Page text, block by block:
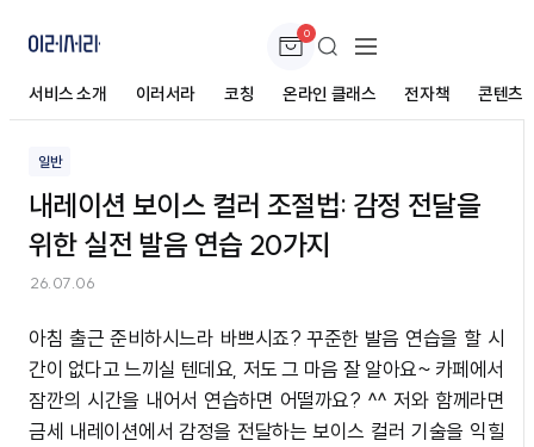
0
서비스 소개 이러서라 코칭 온라인 클래스 전자책 콘텐츠
내레이션 보이스 컬러 조절법: 감정 전달을 위한
일반
내레이션 보이스 컬러 조절법: 감정 전달을
위한 실전 발음 연습 20가지
26.07.06
아침 출근 준비하시느라 바쁘시죠? 꾸준한 발음 연습을 할 시
간이 없다고 느끼실 텐데요, 저도 그 마음 잘 알아요~ 카페에서
잠깐의 시간을 내어서 연습하면 어떨까요? ^^ 저와 함께라면
금세 내레이션에서 감정을 전달하는 보이스 컬러 기술을 익힐